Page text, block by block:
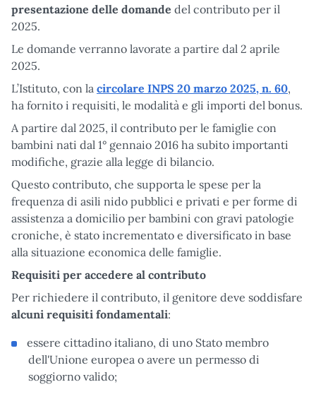
presentazione delle domande del contributo per il
2025.
Le domande verranno lavorate a partire dal 2 aprile
2025.
L’Istituto, con la circolare INPS 20 marzo 2025, n. 60,
ha fornito i requisiti, le modalità e gli importi del bonus.
A partire dal 2025, il contributo per le famiglie con
bambini nati dal 1° gennaio 2016 ha subito importanti
modifiche, grazie alla legge di bilancio.
Questo contributo, che supporta le spese per la
frequenza di asili nido pubblici e privati e per forme di
assistenza a domicilio per bambini con gravi patologie
croniche, è stato incrementato e diversificato in base
alla situazione economica delle famiglie.
Requisiti per accedere al contributo
Per richiedere il contributo, il genitore deve soddisfare
alcuni requisiti fondamentali:
essere cittadino italiano, di uno Stato membro
dell'Unione europea o avere un permesso di
soggiorno valido;